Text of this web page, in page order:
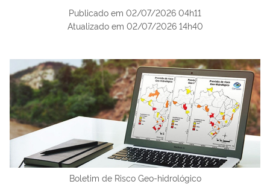
Publicado em 02/07/2026 04h11
Atualizado em 02/07/2026 14h40
Boletim de Risco Geo-hidrológico